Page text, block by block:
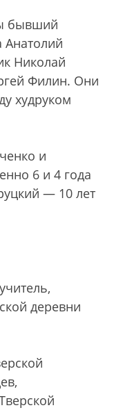
бывший
Анатолий
Николай
Филин. Они
худруком
и
6 и 4 года
— 10 лет
деревни